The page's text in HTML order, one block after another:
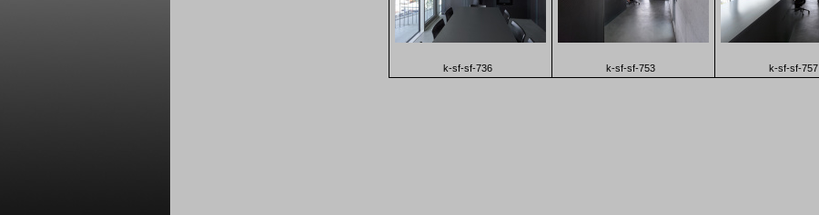
k-sf-sf-736 k-sf-sf-753 k-sf-sf-757